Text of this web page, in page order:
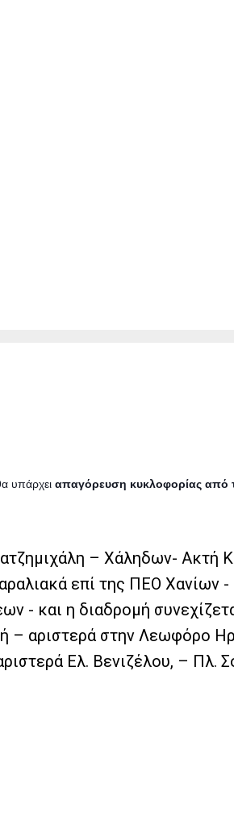
υπάρχει απαγόρευση κυκλοφορίας από
– Χάληδων- Ακτή
επί της ΠΕΟ Χανίων -
- και η διαδρομή
– αριστερά στην Λεωφόρο
Ελ. Βενιζέλου, – Πλ.